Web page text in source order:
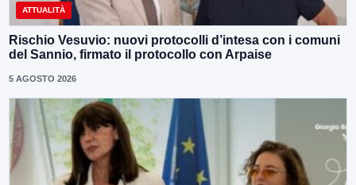
ATTUALITÀ
Rischio Vesuvio: nuovi protocolli d’intesa con i comuni
del Sannio, firmato il protocollo con Arpaise
5 AGOSTO 2026